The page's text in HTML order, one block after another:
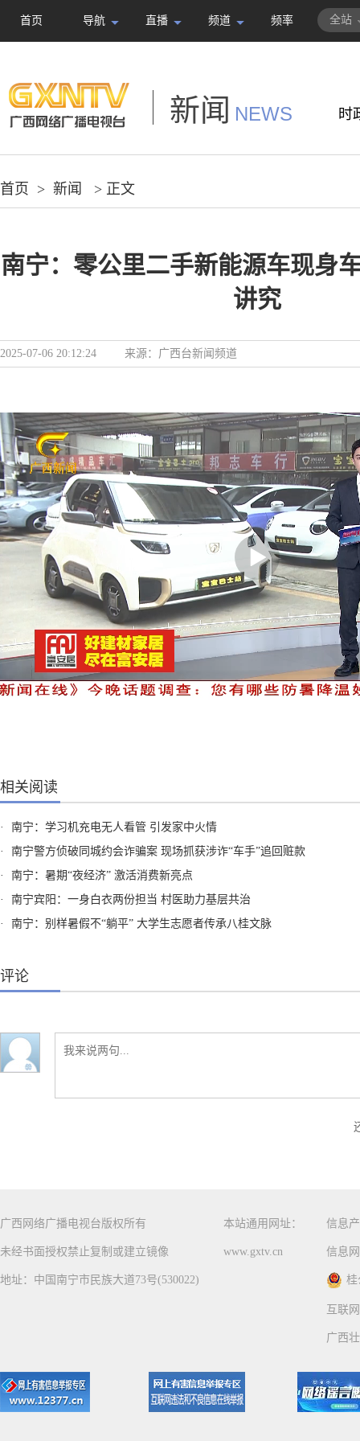
首页 导航 直播 频道 频率 全站
新闻 NEWS 时
首页 > 新闻 > 正文
南宁：零公里二手新能源车现身
讲究
2025-07-06 20:12:24 来源： 广西台新闻频道
相关阅读
·
南宁：学习机充电无人看管 引发家中火情
·
南宁警方侦破同城约会诈骗案 现场抓获涉诈“车手”追回赃款
·
南宁：暑期“夜经济” 激活消费新亮点
·
南宁宾阳：一身白衣两份担当 村医助力基层共治
·
南宁：别样暑假不“躺平” 大学生志愿者传承八桂文脉
评论
广西网络广播电视台版权所有
未经书面授权禁止复制或建立镜像
地址：中国南宁市民族大道73号(530022)
本站通用网址：
www.gxtv.cn
信息
信息
桂
互联
广西